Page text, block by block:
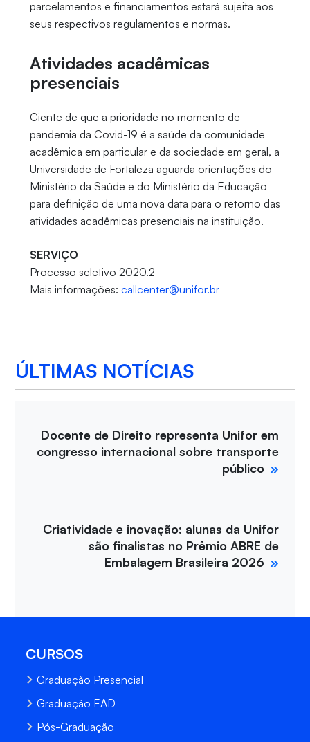
parcelamentos e financiamentos estará sujeita aos
seus respectivos regulamentos e normas.
Atividades acadêmicas
presenciais
Ciente de que a prioridade no momento de
pandemia da Covid-19 é a saúde da comunidade
acadêmica em particular e da sociedade em geral, a
Universidade de Fortaleza aguarda orientações do
Ministério da Saúde e do Ministério da Educação
para definição de uma nova data para o retorno das
atividades acadêmicas presenciais na instituição.
SERVIÇO
Processo seletivo 2020.2
Mais informações: callcenter@unifor.br
ÚLTIMAS NOTÍCIAS
Docente de Direito representa Unifor em
congresso internacional sobre transporte
público
Criatividade e inovação: alunas da Unifor
são finalistas no Prêmio ABRE de
Embalagem Brasileira 2026
CURSOS
Graduação Presencial
Graduação EAD
Pós-Graduação